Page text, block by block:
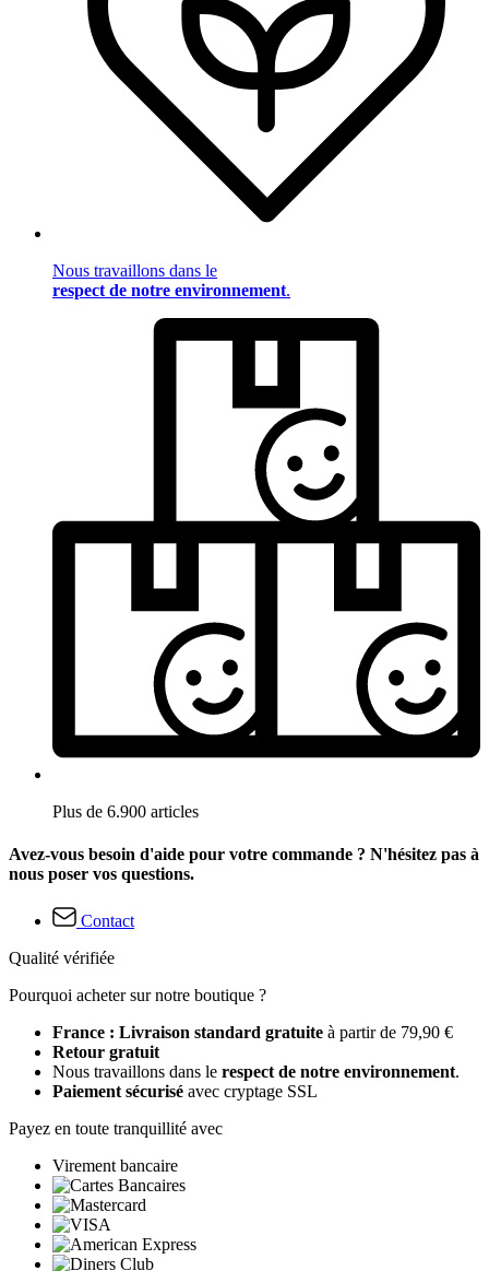
Nous travaillons dans le
respect de notre environnement.
Plus de 6.900 articles
Avez-vous besoin d'aide pour votre commande ? N'hésitez pas à
nous poser vos questions.
Contact
Qualité vérifiée
Pourquoi acheter sur notre boutique ?
France : Livraison standard gratuite à partir de 79,90 €
Retour gratuit
Nous travaillons dans le respect de notre environnement.
Paiement sécurisé avec cryptage SSL
Payez en toute tranquillité avec
Virement bancaire